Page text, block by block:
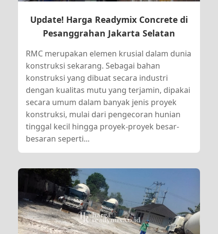
Update! Harga Readymix Concrete di
Pesanggrahan Jakarta Selatan
RMC merupakan elemen krusial dalam dunia
konstruksi sekarang. Sebagai bahan
konstruksi yang dibuat secara industri
dengan kualitas mutu yang terjamin, dipakai
secara umum dalam banyak jenis proyek
konstruksi, mulai dari pengecoran hunian
tinggal kecil hingga proyek-proyek besar-
besaran seperti...